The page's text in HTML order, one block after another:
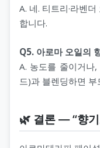
A. 네. 티트리·라벤
합니다.
Q5. 아로마 오일의
A. 농도를 줄이거나,
드)과 블렌딩하면
🌿 결론 ― “향